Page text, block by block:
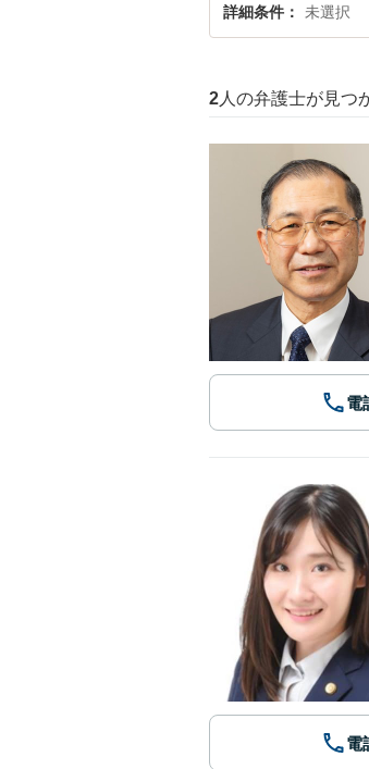
詳細条件 未選択
2 人の弁護士が見つ
電
電